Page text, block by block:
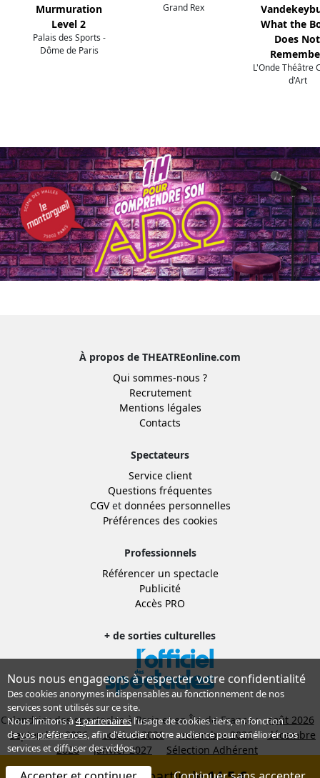
Murmuration
Level 2
Palais des Sports -
Dôme de Paris
Grand Rex
What the
Does Not
L'Onde Théâtre
d'Art
À propos de THEATREonline.com
Qui sommes-nous ?
Recrutement
Mentions légales
Contacts
Spectateurs
Service client
Questions fréquentes
CGVet données personnelles
Préférences des cookies
Professionnels
Référencer un spectacle
Publicité
Accès PRO
+ de sorties culturelles
Calendrier des spectacles à Paris et en Île-de-France : août 2026
septembre 2026
octobre 2026 novembre 2026
décembre
2026
janvier 2027
Sélection Adhérent
© 1998-2026, THEATREonline.com
Nous nous engageons à respecter votre confidentialité
Des cookies anonymes indispensables au fonctionnement de nos
services sont utilisés sur ce site.
Nous limitons à4 partenairesl’usage de cookies tiers, en fonction
devos préférences, afin d'étudier notre audience pour améliorer nos
services et diffuser des vidéos.